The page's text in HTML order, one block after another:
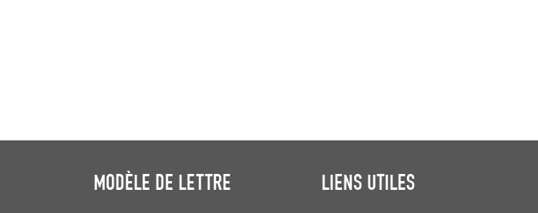
MODÈLE DE LETTRE LIENS UTILES